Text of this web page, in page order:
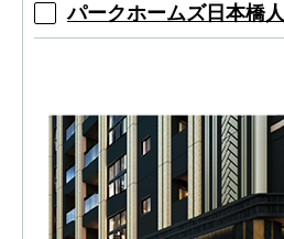
パークホームズ日本橋